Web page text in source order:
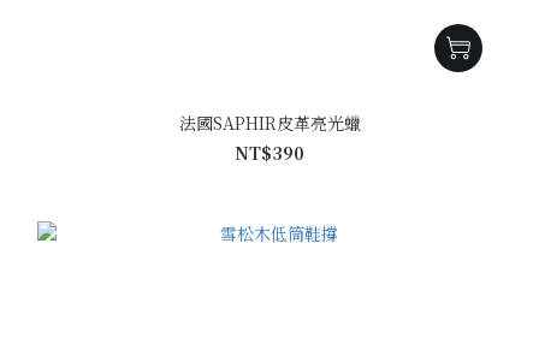
法國SAPHIR皮革亮光蠟
NT$390